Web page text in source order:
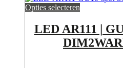
Opties selecteren
LED AR111 |